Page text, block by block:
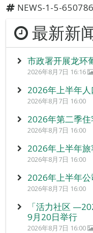
NEWS-1-5-650786
最新新
市政署开展龙环
2026年8月7日 16:16
2026年上半年
2026年8月7日 16:00
2026年第二季
2026年8月7日 16:00
2026年上半年
2026年8月7日 16:00
2026年上半年
2026年8月7日 16:00
「活力社区
9月20日举行
2026年8月7日 16:00